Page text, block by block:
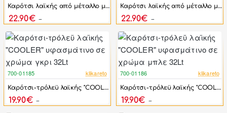
Καρότσι λαϊκής από μέταλλο με γκρι καρό σάκο 44x33x99
22.90€
Καρότσι λαϊκής από μέταλλο με μαύρο σάκο 44x33x99
22.90€
-40%
700-01185 klikareto
Καρότσι-τρόλεϋ λαϊκής "COOLER" υφασμάτινο σε χρώμα γκρι 32Lt
19.90€
-40%
700-01186 klikareto
Καρότσι-τρόλεϋ λαϊκής "COOLER" υφασμάτινο σε χρώμα μπλε 32Lt
19.90€